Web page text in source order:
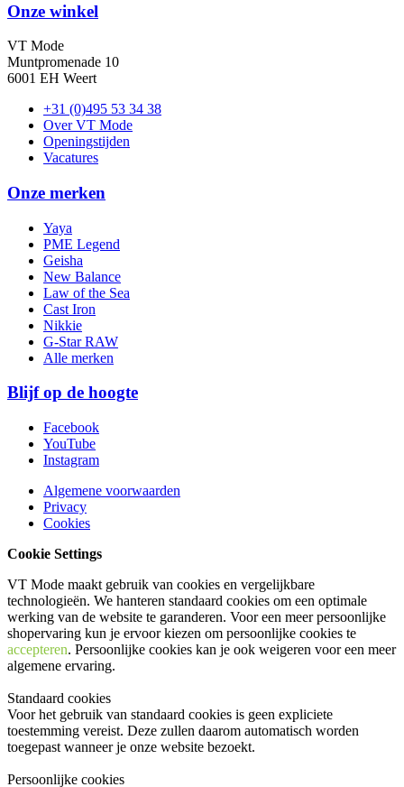
Onze winkel
VT Mode
Muntpromenade 10
6001 EH Weert
+31 (0)495 53 34 38
Over VT Mode
Openingstijden
Vacatures
Onze merken
Yaya
PME Legend
Geisha
New Balance
Law of the Sea
Cast Iron
Nikkie
G-Star RAW
Alle merken
Blijf op de hoogte
Facebook
YouTube
Instagram
Algemene voorwaarden
Privacy
Cookies
Cookie Settings
VT Mode maakt gebruik van cookies en vergelijkbare
technologieën. We hanteren standaard cookies om een optimale
werking van de website te garanderen. Voor een meer persoonlijke
shopervaring kun je ervoor kiezen om persoonlijke cookies te
accepteren. Persoonlijke cookies kan je ook weigeren voor een meer
algemene ervaring.
Standaard cookies
Voor het gebruik van standaard cookies is geen expliciete
toestemming vereist. Deze zullen daarom automatisch worden
toegepast wanneer je onze website bezoekt.
Persoonlijke cookies